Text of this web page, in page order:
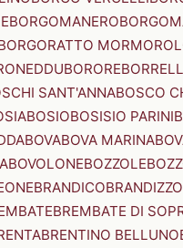
BORGOMANERO
BORORE
SANT'ANNABOSCO
BOSIOBOSISIO PARINI
BOVABOVA MARINA
BOVOLONEBOZZOLE
BRANDICOBRANDIZZO
BREMBATE DI
BRENTINO BELLUNO